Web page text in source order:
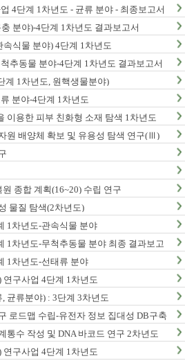
4단계 1차년도 - 균류 분야 - 최종보고서
분야)-4단계 1차년도 결과보고서
속식물 분야) 4단계 1차년도
추동물 분야-4단계 1차년도 결과보고서
계 1차년도, 원핵생물분야)
분야-4단계 1차년도
이용한 피부 친화형 소재 탐색 1차년도
원 배양체 확보 및 유용성 탐색 연구(Ⅲ)
종합 계획(16~20) 수립 연구
물질 탐색(2차년도)
1차년도-관속식물 분야
1차년도-무척추동물 분야 최종 결과보고
1차년도-선태류 분야
구사업 4단계 1차년도
균류분야) : 3단계 3차년도
로드맵 수립-유전자 정보 집대성 DB구축
통수 작성 및 DNA 바코드 연구 2차년도
구사업 4단계 1차년도